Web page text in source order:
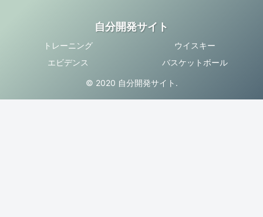
自分開発サイト
トレーニング
ウイスキー
エビデンス
バスケットボール
© 2020 自分開発サイト.